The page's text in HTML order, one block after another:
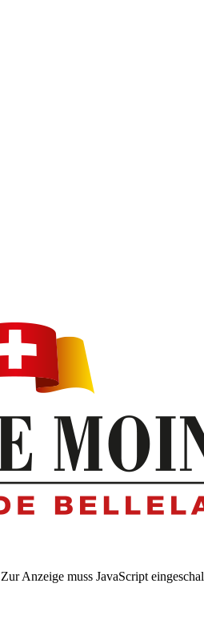
Anzeige muss JavaScript